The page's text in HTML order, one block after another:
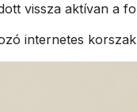
vissza aktívan a
internetes